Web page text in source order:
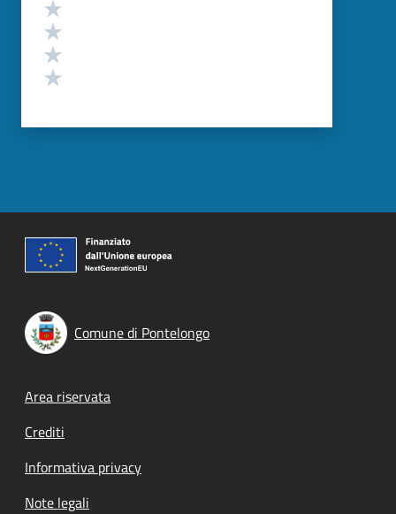
Comune di Pontelongo
Footer menu
Area riservata
Crediti
Informativa privacy
Note legali